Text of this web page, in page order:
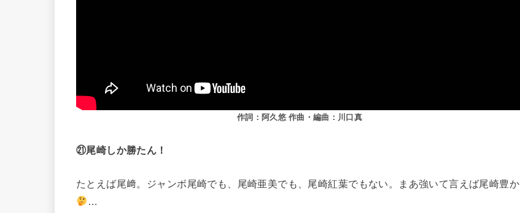
作詞：阿久悠 作曲・編曲：川口真
㉑尾崎しか勝たん！
たとえば尾﨑。ジャンボ尾崎でも、尾崎亜美でも、尾崎紅葉でもない。まあ強いて言えば尾崎豊か
…